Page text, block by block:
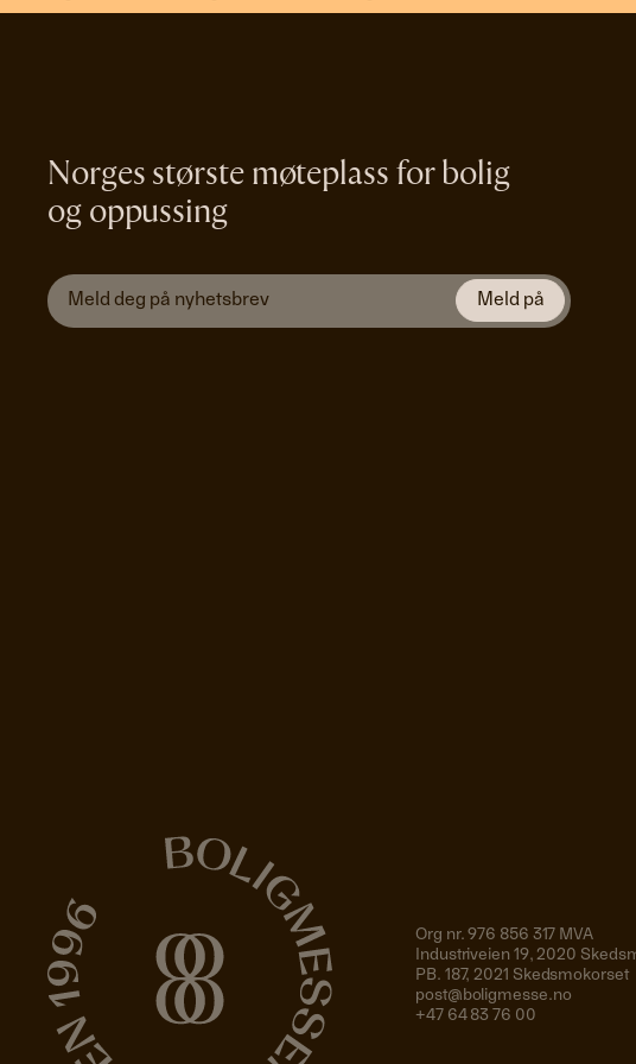
Norges største møteplass for bolig
og oppussing
Org nr. 976 856 317 MVA
Industriveien 19, 2020
PB. 187, 2021 Skedsmokorset
post@boligmesse.no
+47 64 83 76 00